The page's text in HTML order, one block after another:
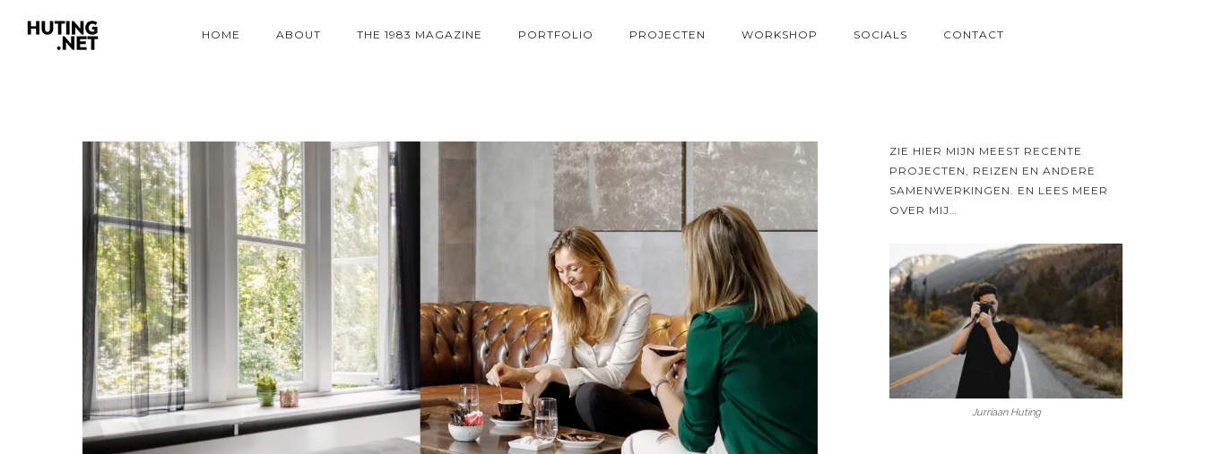
HOME ABOUT THE 1983 MAGAZINE PORTFOLIO PROJECTEN WORKSHOP SOCIALS CONTACT
ZIE HIER MIJN MEEST RECENTE
PROJECTEN, REIZEN EN ANDERE
SAMENWERKINGEN. EN LEES MEER
OVER MIJ…
Jurriaan Huting